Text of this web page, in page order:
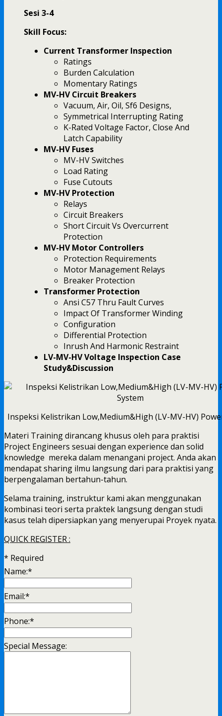
Sesi 3-4
Skill Focus:
Current Transformer Inspection
Ratings
Burden Calculation
Momentary Ratings
MV-HV Circuit Breakers
Vacuum, Air, Oil, Sf6 Designs,
Symmetrical Interrupting Rating
K-Rated Voltage Factor, Close And
Latch Capability
MV-HV Fuses
MV-HV Switches
Load Rating
Fuse Cutouts
MV-HV Protection
Relays
Circuit Breakers
Short Circuit Vs Overcurrent
Protection
MV-HV Motor Controllers
Protection Requirements
Motor Management Relays
Breaker Protection
Transformer Protection
Ansi C57 Thru Fault Curves
Impact Of Transformer Winding
Configuration
Differential Protection
Inrush And Harmonic Restraint
LV-MV-HV Voltage Inspection Case
Study&Discussion
Inspeksi Kelistrikan Low,Medium&High (LV-MV-HV)
Materi Training dirancang khusus oleh para praktisi
Project Engineers sesuai dengan experience dan solid
knowledge mereka dalam menangani project. Anda akan
mendapat sharing ilmu langsung dari para praktisi yang
berpengalaman bertahun-tahun.
Selama training, instruktur kami akan menggunakan
kombinasi teori serta praktek langsung dengan studi
kasus telah dipersiapkan yang menyerupai Proyek nyata.
QUICK REGISTER :
* Required
Name:*
Email:*
Phone:*
Special Message: